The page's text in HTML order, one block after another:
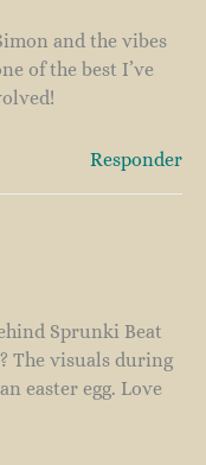
and the vibes
of the best I’ve
Responder
Sprunki Beat
The visuals during
easter egg. Love